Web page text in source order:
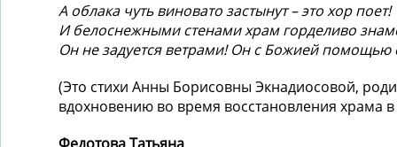
А облака чуть виновато застынут – это хор поет!
И белоснежными стенами храм горделиво
Он не задуется ветрами! Он с Божией помощью
(Это стихи Анны Борисовны Экнадиосовой,
вдохновению во время восстановления храма